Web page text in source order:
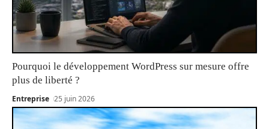
Pourquoi le développement WordPress sur mesure offre
plus de liberté ?
Entreprise 25 juin 2026